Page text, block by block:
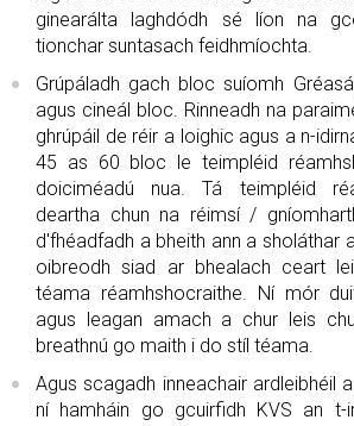
ginearálta laghdódh sé líon na
tionchar suntasach feidhmíochta.
Grúpáladh gach bloc suíomh
agus cineál bloc. Rinneadh na
ghrúpáil de réir a loighic agus a n-
45 as 60 bloc le teimpléid
doiciméadú nua. Tá teimpléid
deartha chun na réimsí /
d'fhéadfadh a bheith ann a sholáthar
oibreodh siad ar bhealach ceart
téama réamhshocraithe. Ní mór
agus leagan amach a chur leis
breathnú go maith i do stíl téama.
Agus scagadh inneachair ardleibhéil
ní hamháin go gcuirfidh KVS an t-